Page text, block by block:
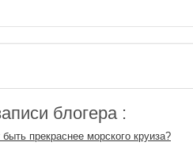
блогера :
прекраснее морского круиза?